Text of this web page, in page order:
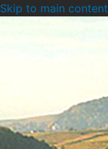
Skip to main content